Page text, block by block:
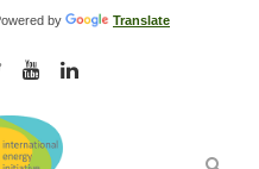
by Translate